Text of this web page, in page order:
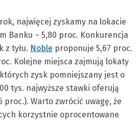
najwięcej zyskamy na lokacie
Banku – 5,80 proc. Konkurencja
z tyłu. Noble proponuje 5,67 proc.
Kolejne miejsca zajmują lokaty
zysk pomniejszany jest o
tys. najwyższe stawki oferują
proc.). Warto zwrócić uwagę, że
korzystnie oprocentowane